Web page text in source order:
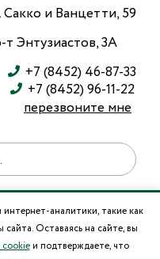
Сакко и Ванцетти, 59
т Энтузиастов, 3А
+7 (8452) 46-87-33
+7 (8452) 96-11-22
перезвоните мне
являются справочными и не
средства, медицинские
техника имеют
Существует
аналитики, такие как
Оставаясь на сайте, вы
cookieи подтверждаете, что